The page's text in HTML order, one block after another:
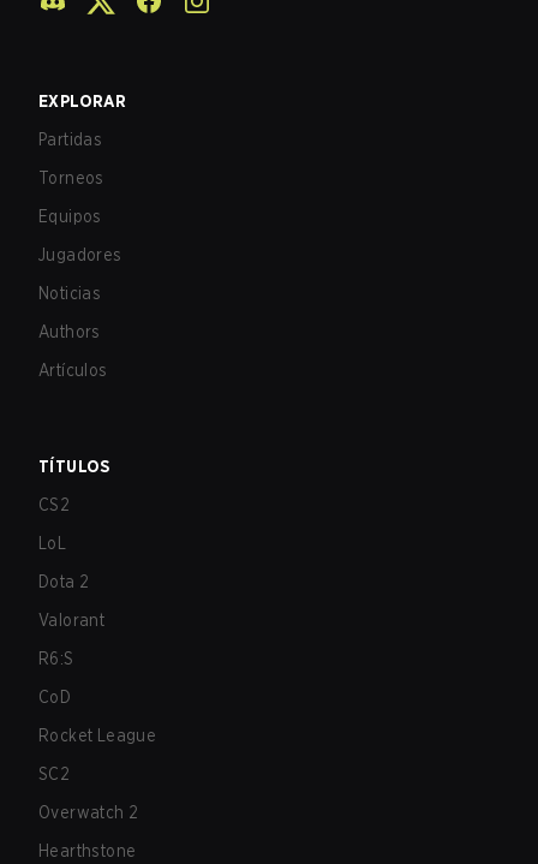
EXPLORAR
Partidas
Torneos
Equipos
Jugadores
Noticias
Authors
Artículos
TÍTULOS
CS2
LoL
Dota 2
Valorant
R6:S
CoD
Rocket League
SC2
Overwatch 2
Hearthstone